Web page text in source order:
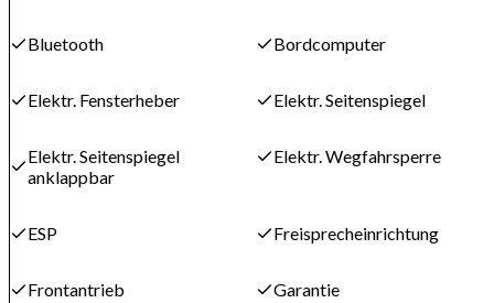
Bluetooth Bordcomputer
Elektr. Fensterheber Elektr. Seitenspiegel
Elektr. Seitenspiegel
anklappbar
Elektr. Wegfahrsperre
ESP Freisprecheinrichtung
Frontantrieb Garantie